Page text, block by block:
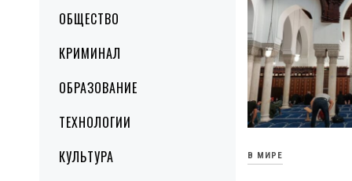
ОБЩЕСТВО
КРИМИНАЛ
ОБРАЗОВАНИЕ
ТЕХНОЛОГИИ
КУЛЬТУРА
В МИРЕ